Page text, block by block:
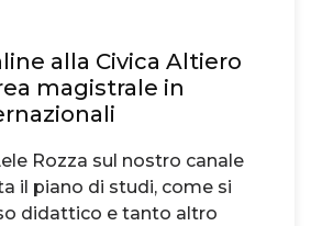
alla Civica Altiero
magistrale in
Rozza sul nostro canale
il piano di studi, come si
didattico e tanto altro